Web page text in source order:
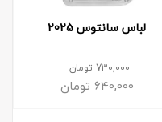
لباس سانتوس 2025
730,000تومان
640,000 تومان